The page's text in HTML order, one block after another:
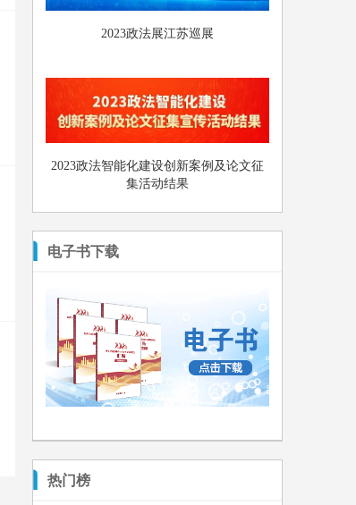
2023政法展江苏巡展
2023政法智能化建设创新案例及论文征
集活动结果
电子书下载
热门榜